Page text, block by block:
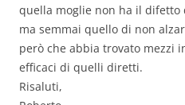
quella moglie non ha il difetto
ma semmai quello di non
però che abbia trovato mezzi
efficaci di quelli diretti.
Risaluti,